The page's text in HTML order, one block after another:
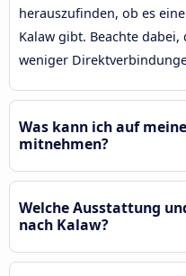
herauszufinden, ob es
Kalaw gibt. Beachte dabei,
weniger
Was kann ich auf
mitnehmen?
Welche Ausstattung
nach Kalaw?